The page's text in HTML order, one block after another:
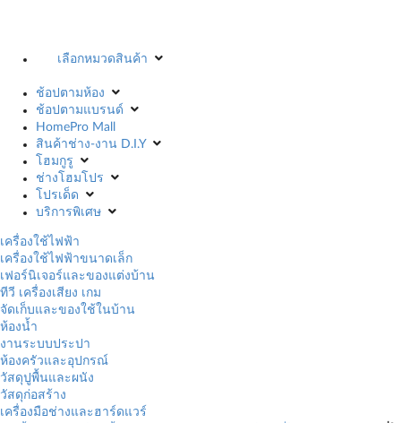
เลือกหมวดสินค้า
ช้อปตามห้อง
ช้อปตามแบรนด์
HomePro Mall
สินค้าช่าง-งาน D.I.Y
โฮมกูรู
ช่างโฮมโปร
โปรเด็ด
บริการพิเศษ
เครื่องใช้ไฟฟ้า
เครื่องใช้ไฟฟ้าขนาดเล็ก
เฟอร์นิเจอร์และของแต่งบ้าน
ทีวี เครื่องเสียง เกม
จัดเก็บและของใช้ในบ้าน
ห้องน้ำ
งานระบบประปา
ห้องครัวและอุปกรณ์
วัสดุปูพื้นและผนัง
วัสดุก่อสร้าง
เครื่องมือช่างและฮาร์ดแวร์